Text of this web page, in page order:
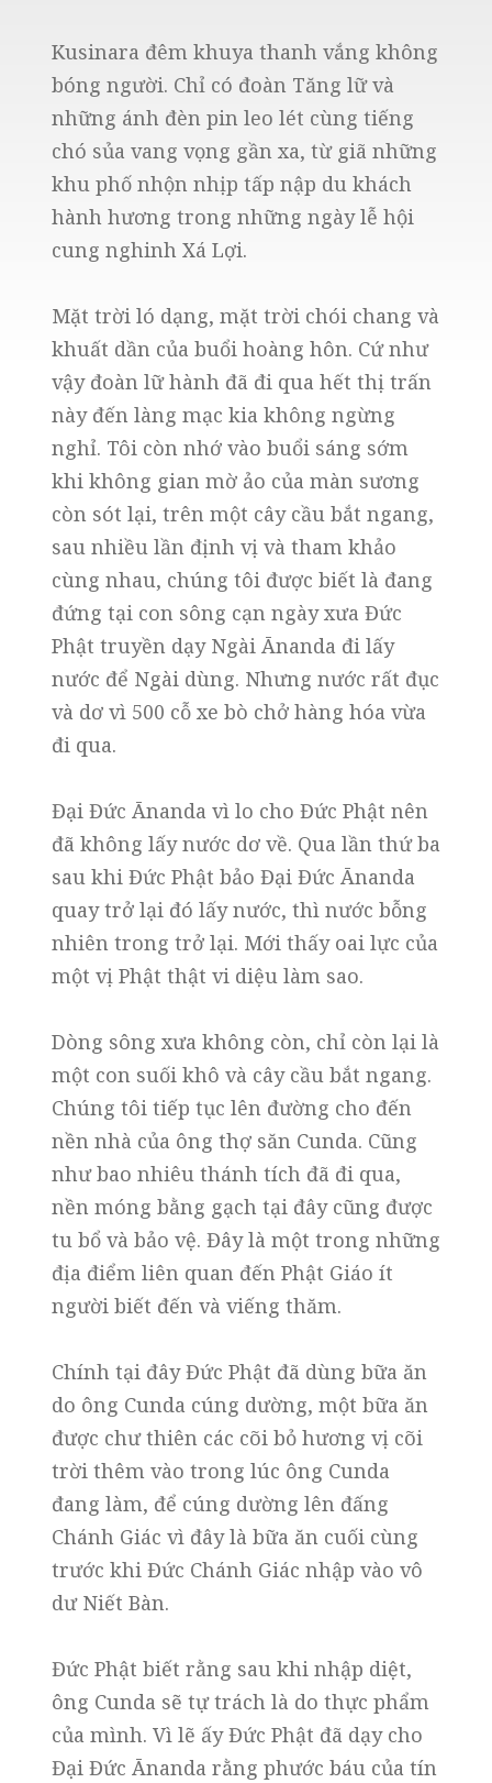
Kusinara đêm khuya thanh vắng không
bóng người. Chỉ có đoàn Tăng lữ và
những ánh đèn pin leo lét cùng tiếng
chó sủa vang vọng gần xa, từ giã những
khu phố nhộn nhịp tấp nập du khách
hành hương trong những ngày lễ hội
cung nghinh Xá Lợi.
Mặt trời ló dạng, mặt trời chói chang và
khuất dần của buổi hoàng hôn. Cứ như
vậy đoàn lữ hành đã đi qua hết thị trấn
này đến làng mạc kia không ngừng
nghỉ. Tôi còn nhớ vào buổi sáng sớm
khi không gian mờ ảo của màn sương
còn sót lại, trên một cây cầu bắt ngang,
sau nhiều lần định vị và tham khảo
cùng nhau, chúng tôi được biết là đang
đứng tại con sông cạn ngày xưa Đức
Phật truyền dạy Ngài Ānanda đi lấy
nước để Ngài dùng. Nhưng nước rất đục
và dơ vì 500 cỗ xe bò chở hàng hóa vừa
đi qua.
Đại Đức Ānanda vì lo cho Đức Phật nên
đã không lấy nước dơ về. Qua lần thứ ba
sau khi Đức Phật bảo Đại Đức Ānanda
quay trở lại đó lấy nước, thì nước bỗng
nhiên trong trở lại. Mới thấy oai lực của
một vị Phật thật vi diệu làm sao.
Dòng sông xưa không còn, chỉ còn lại là
một con suối khô và cây cầu bắt ngang.
Chúng tôi tiếp tục lên đường cho đến
nền nhà của ông thợ săn Cunda. Cũng
như bao nhiêu thánh tích đã đi qua,
nền móng bằng gạch tại đây cũng được
tu bổ và bảo vệ. Đây là một trong những
địa điểm liên quan đến Phật Giáo ít
người biết đến và viếng thăm.
Chính tại đây Đức Phật đã dùng bữa ăn
do ông Cunda cúng dường, một bữa ăn
được chư thiên các cõi bỏ hương vị cõi
trời thêm vào trong lúc ông Cunda
đang làm, để cúng dường lên đấng
Chánh Giác vì đây là bữa ăn cuối cùng
trước khi Đức Chánh Giác nhập vào vô
dư Niết Bàn.
Đức Phật biết rằng sau khi nhập diệt,
ông Cunda sẽ tự trách là do thực phẩm
của mình. Vì lẽ ấy Đức Phật đã dạy cho
Đại Đức Ānanda rằng phước báu của tín